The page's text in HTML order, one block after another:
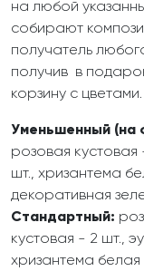
на любой
собирают
получатель
получив в
корзину с цветами.
Уменьшенный (на
розовая
шт., хризантема
декоративная
Стандартный:
кустовая - 2 шт.,
хризантема